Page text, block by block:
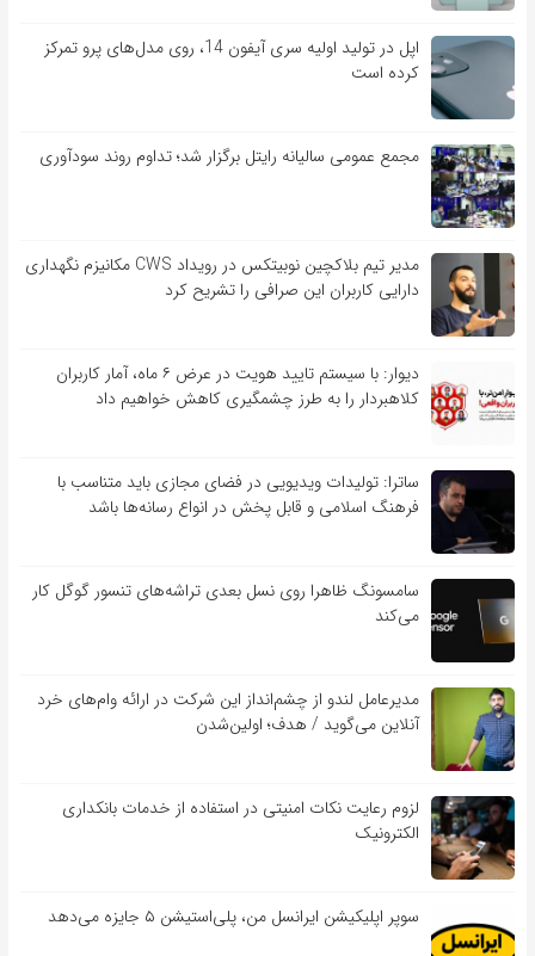
اپل در تولید اولیه سری آیفون 14، روی مدل‌های پرو تمرکز
کرده است
مجمع عمومی سالیانه رایتل برگزار شد؛ تداوم روند سودآوری
مدیر تیم بلاکچین نوبیتکس در رویداد CWS مکانیزم نگهداری
دارایی کاربران این صرافی را تشریح کرد
دیوار: با سیستم تایید هویت در عرض ۶ ماه، آمار کاربران
کلاهبردار را به طرز چشمگیری کاهش خواهیم داد
ساترا: تولیدات ویدیویی در فضای مجازی باید متناسب با
فرهنگ اسلامی و قابل پخش در انواع رسانه‌ها باشد
سامسونگ ظاهرا روی نسل بعدی تراشه‌های تنسور گوگل کار
می‌کند
مدیرعامل لندو از چشم‌انداز این شرکت در ارائه وام‌های خرد
آنلاین می‌گوید / هدف؛ اولین‌شدن
لزوم رعایت نکات امنیتی در استفاده از خدمات بانکداری
الکترونیک
سوپر اپلیکیشن ایرانسل من، پلی‌استیشن ۵ جایزه می‌دهد